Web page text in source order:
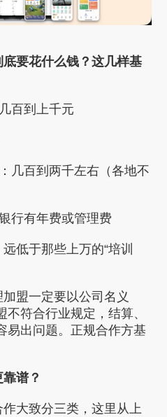
要花什么钱？这几样基
百到上千元
几百到两千左右（各地不
行有年费或管理费
低于那些上万的“培训
盟一定要以公司名义
符合行业规定，结算、
易出问题。正规合作方基
谱？
大致分三类，这里从上